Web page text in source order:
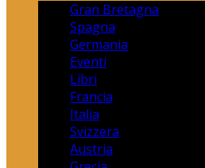
Gran Bretagna
Spagna
Germania
Eventi
Libri
Francia
Italia
Svizzera
Austria